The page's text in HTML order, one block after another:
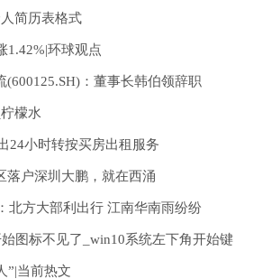
简历表格式
1.42%|环球观点
(600125.SH)：董事长韩伯领辞职
檬水
24小时转按买房出租服务
落户深圳大鹏，就在西涌
北方大部利出行 江南华南雨纷纷
图标不见了_win10系统左下角开始键
”|当前热文